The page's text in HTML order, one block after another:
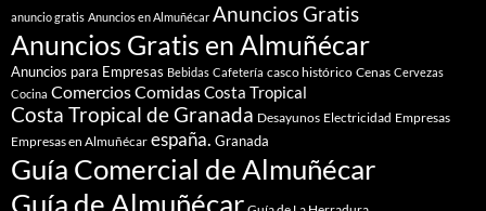
anuncio gratis Anuncios en Almuñécar Anuncios Gratis
Anuncios Gratis en Almuñécar
Anuncios para Empresas Bebidas Cafetería casco histórico Cenas Cervezas
Cocina ComerciosComidasCosta Tropical
Costa Tropical de Granada Desayunos Electricidad Empresas
Empresas en Almuñécar españa. Granada
Guía Comercial de Almuñécar
Guía de Almuñécar